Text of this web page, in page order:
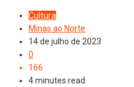
Cultura
Minas ao Norte
14 de julho de 2023
0
166
4 minutes read